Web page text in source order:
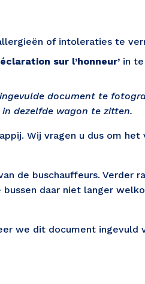
of intoleraties te
sur l’honneur’ in te
document te
dezelfde wagon te zitten.
Wij vragen u dus om het
de buschauffeurs. Verder
bussen daar niet langer
we dit document ingevuld